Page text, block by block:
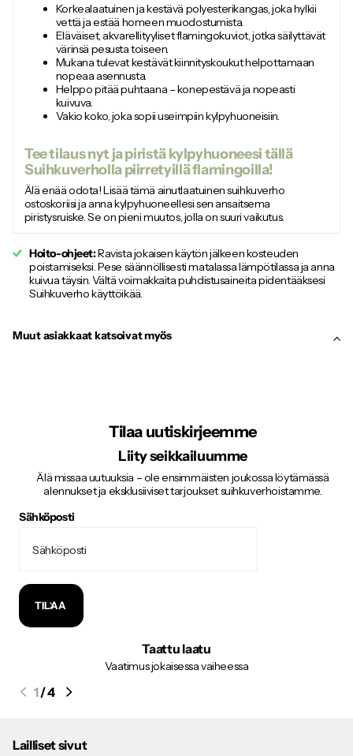
Korkealaatuinen ja kestävä polyesterikangas, joka hylkii
vettä ja estää homeen muodostumista.
Eläväiset, akvarellityyliset flamingokuviot, jotka säilyttävät
värinsä pesusta toiseen.
Mukana tulevat kestävät kiinnityskoukut helpottamaan
nopeaa asennusta.
Helppo pitää puhtaana – konepestävä ja nopeasti
kuivuva.
Vakio koko, joka sopii useimpiin kylpyhuoneisiin.
Tee tilaus nyt ja piristä kylpyhuoneesi tällä
Suihkuverholla piirretyillä flamingoilla!
Älä enää odota! Lisää tämä ainutlaatuinen suihkuverho
ostoskoriisi ja anna kylpyhuoneellesi sen ansaitsema
piristysruiske. Se on pieni muutos, jolla on suuri vaikutus.
Hoito-ohjeet:Ravista jokaisen käytön jälkeen kosteuden
poistamiseksi. Pese säännöllisesti matalassa lämpötilassa ja anna
kuivua täysin. Vältä voimakkaita puhdistusaineita pidentääksesi
Suihkuverho käyttöikää.
Muut asiakkaat katsoivat myös
Tilaa uutiskirjeemme
Liity seikkailuumme
Älä missaa uutuuksia – ole ensimmäisten joukossa löytämässä
alennukset ja eksklusiiviset tarjoukset suihkuverhoistamme.
Sähköposti
TILAA
Taattu laatu
Vaatimus jokaisessa vaiheessa
1/4
Lailliset sivut